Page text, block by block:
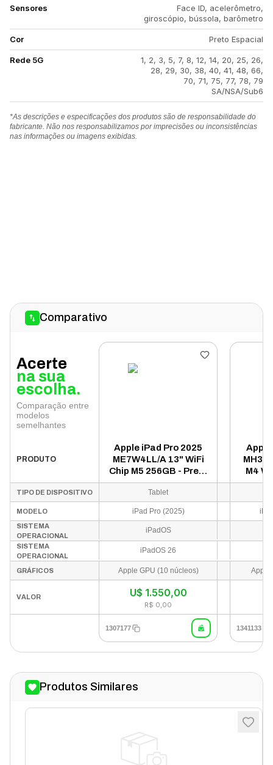
Sensores
Face ID, acelerômetro,
giroscópio, bússola, barômetro
Cor Preto Espacial
Rede 5G
1, 2, 3, 5, 7, 8, 12, 14, 20, 25, 26,
28, 29, 30, 38, 40, 41, 48, 66,
70, 71, 75, 77, 78, 79
SA/NSA/Sub6
*As descrições e especificações dos produtos são de responsabilidade do
fabricante. Não nos responsabilizamos por imprecisões ou inconsistências
nas informações ou imagens exibidas.
Comparativo
Acerte
na sua
escolha.
Comparação entre
modelos
semelhantes
PRODUTO
Apple iPad Pro 2025
ME7W4LL/A 13" WiFi
Chip M5 256GB - Preto
Espacial
M4
TIPO DE DISPOSITIVO Tablet
MODELO iPad Pro (2025)
SISTEMA
OPERACIONAL
iPadOS
SISTEMA
OPERACIONAL
iPadOS 26
GRÁFICOS Apple GPU (10 núcleos) Apple
VALOR U$ 1.550,00
R$ 0,00
1307177 1341133
Produtos Similares